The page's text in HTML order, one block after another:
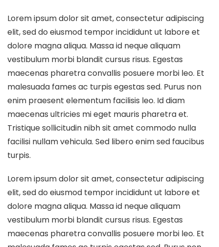
Lorem ipsum dolor sit amet, consectetur adipiscing
elit, sed do eiusmod tempor incididunt ut labore et
dolore magna aliqua. Massa id neque aliquam
vestibulum morbi blandit cursus risus. Egestas
maecenas pharetra convallis posuere morbi leo. Et
malesuada fames ac turpis egestas sed. Purus non
enim praesent elementum facilisis leo. Id diam
maecenas ultricies mi eget mauris pharetra et.
Tristique sollicitudin nibh sit amet commodo nulla
facilisi nullam vehicula. Sed libero enim sed faucibus
turpis.
Lorem ipsum dolor sit amet, consectetur adipiscing
elit, sed do eiusmod tempor incididunt ut labore et
dolore magna aliqua. Massa id neque aliquam
vestibulum morbi blandit cursus risus. Egestas
maecenas pharetra convallis posuere morbi leo. Et